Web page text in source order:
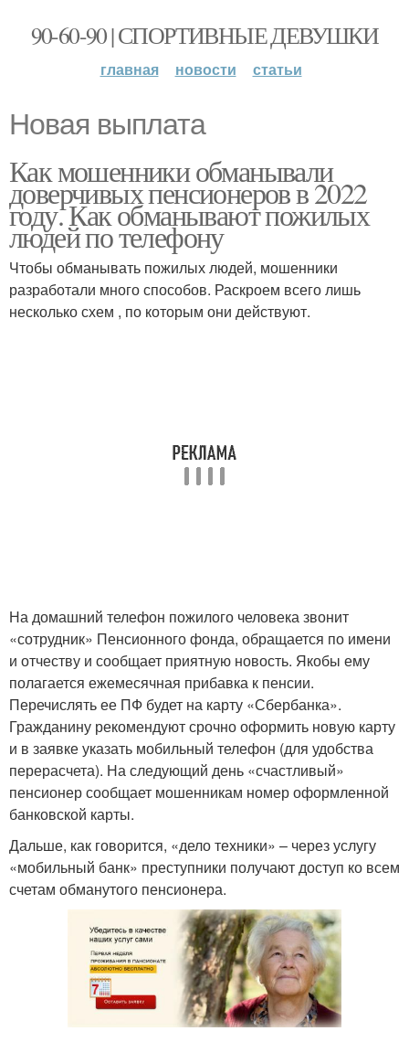
90-60-90 | СПОРТИВНЫЕ ДЕВУШКИ
главная новости статьи
Новая выплата
Как мошенники обманывали
доверчивых пенсионеров в 2022
году. Как обманывают пожилых
людей по телефону
Чтобы обманывать пожилых людей, мошенники
разработали много способов. Раскроем всего лишь
несколько схем , по которым они действуют.
На домашний телефон пожилого человека звонит
«сотрудник» Пенсионного фонда, обращается по имени
и отчеству и сообщает приятную новость. Якобы ему
полагается ежемесячная прибавка к пенсии.
Перечислять ее ПФ будет на карту «Сбербанка».
Гражданину рекомендуют срочно оформить новую карту
и в заявке указать мобильный телефон (для удобства
перерасчета). На следующий день «счастливый»
пенсионер сообщает мошенникам номер оформленной
банковской карты.
Дальше, как говорится, «дело техники» – через услугу
«мобильный банк» преступники получают доступ ко всем
счетам обманутого пенсионера.